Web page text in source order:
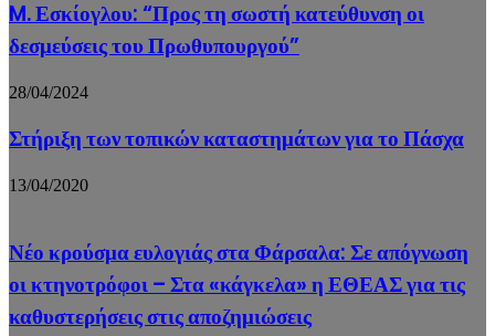
M. Εσκίογλου: “Προς τη σωστή κατεύθυνση οι
δεσμεύσεις του Πρωθυπουργού”
28/04/2024
Στήριξη των τοπικών καταστημάτων για το Πάσχα
13/04/2020
Νέο κρούσμα ευλογιάς στα Φάρσαλα: Σε απόγνωση
οι κτηνοτρόφοι – Στα «κάγκελα» η ΕΘΕΑΣ για τις
καθυστερήσεις στις αποζημιώσεις